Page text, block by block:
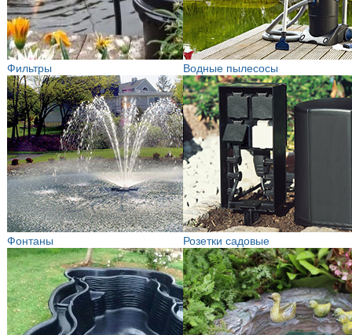
Фильтры Водные пылесосы
Фонтаны Розетки садовые